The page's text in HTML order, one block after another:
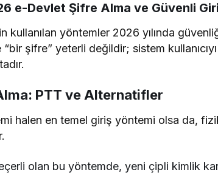
e-Devlet Şifre Alma ve Güvenli
kullanılan yöntemler 2026 yılında
şifre” yeterli değildir; sistem kullanıcıyı
PTT ve Alternatifler
halen en temel giriş yöntemi olsa da,
olan bu yöntemde, yeni çipli kimlik